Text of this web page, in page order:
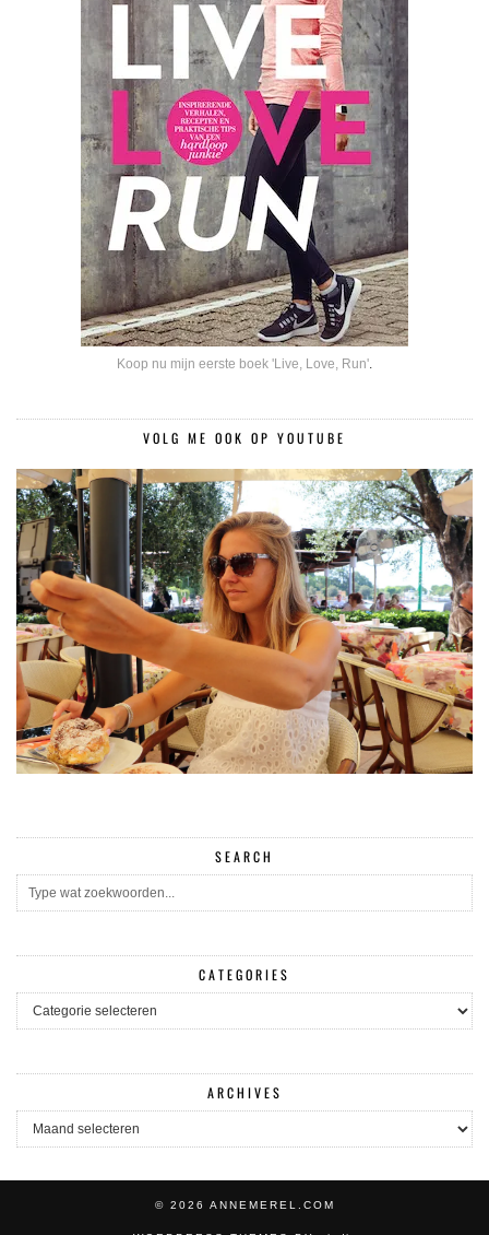
Koop nu mijn eerste boek 'Live, Love, Run'.
VOLG ME OOK OP YOUTUBE
SEARCH
CATEGORIES
CATEGORIES
ARCHIVES
ARCHIVES
© 2026 ANNEMEREL.COM